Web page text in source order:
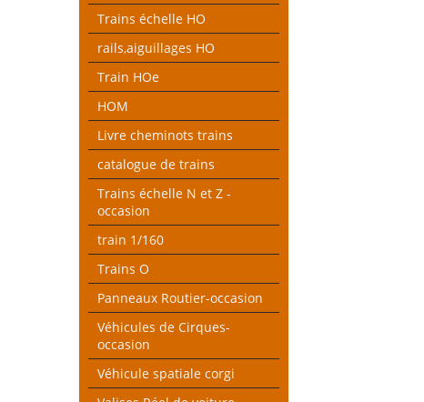
Trains échelle HO
rails,aiguillages HO
Train HOe
HOM
Livre cheminots trains
catalogue de trains
Trains échelle N et Z -
occasion
train 1/160
Trains O
Panneaux Routier-occasion
Véhicules de Cirques-
occasion
Véhicule spatiale corgi